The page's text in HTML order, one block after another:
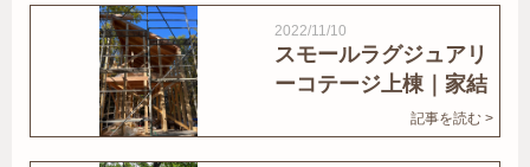
2022/11/10
スモールラグジュアリ
ーコテージ上棟｜家結
記事を読む >